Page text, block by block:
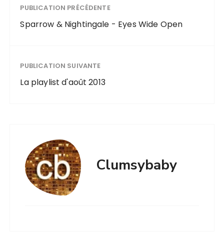
PUBLICATION PRÉCÉDENTE
Sparrow & Nightingale - Eyes Wide Open
PUBLICATION SUIVANTE
La playlist d'août 2013
Clumsybaby